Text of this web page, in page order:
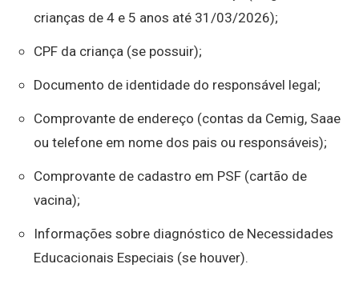
crianças de 4 e 5 anos até 31/03/2026);
CPF da criança (se possuir);
Documento de identidade do responsável legal;
Comprovante de endereço (contas da Cemig, Saae
ou telefone em nome dos pais ou responsáveis);
Comprovante de cadastro em PSF (cartão de
vacina);
Informações sobre diagnóstico de Necessidades
Educacionais Especiais (se houver).